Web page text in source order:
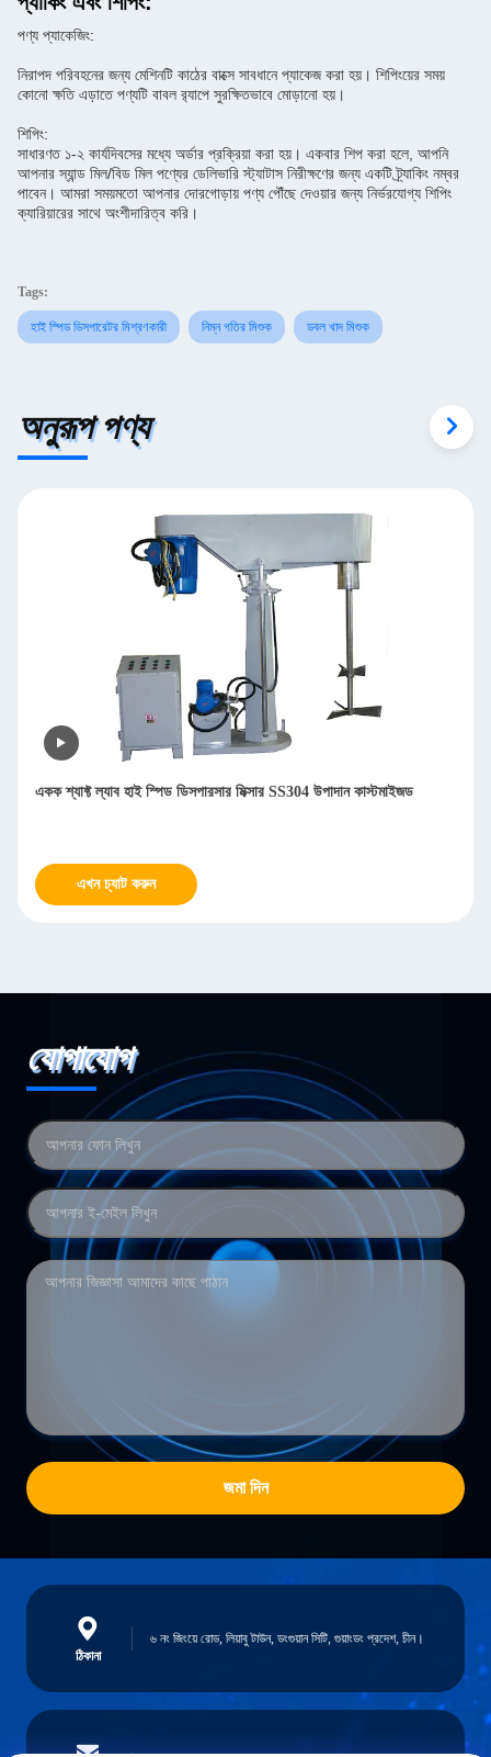
পণ্য প্যাকেজিং:
নিরাপদ পরিবহনের জন্য মেশিনটি কাঠের বাক্সে সাবধানে প্যাকেজ করা হয়। শিপিংয়ের সময়
কোনো ক্ষতি এড়াতে পণ্যটি বাবল র‍্যাপে সুরক্ষিতভাবে মোড়ানো হয়।
শিপিং:
সাধারণত ১-২ কার্যদিবসের মধ্যে অর্ডার প্রক্রিয়া করা হয়। একবার শিপ করা হলে, আপনি
আপনার স্যান্ড মিল/বিড মিল পণ্যের ডেলিভারি স্ট্যাটাস নিরীক্ষণের জন্য একটি ট্র্যাকিং নম্বর
পাবেন। আমরা সময়মতো আপনার দোরগোড়ায় পণ্য পৌঁছে দেওয়ার জন্য নির্ভরযোগ্য শিপিং
ক্যারিয়ারের সাথে অংশীদারিত্ব করি।
Tags:
হাই স্পিড ডিসপারেটর মিশ্রণকারী নিম্ন গতির মিশুক ডবল খাদ মিশুক
অনুরূপ পণ্য
একক শ্যাফ্ট ল্যাব হাই স্পিড ডিসপারসার মিক্সার SS304 উপাদান কাস্টমাইজড
এখন চ্যাট করুন
যোগাযোগ
জমা দিন
ঠিকানা
৬ নং জিংয়ে রোড, লিয়াবু টাউন, ডংগুয়ান সিটি, গুয়াংডং প্রদেশ, চীন।